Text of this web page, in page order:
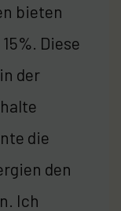
bieten
Diese
der
die
den
Ich